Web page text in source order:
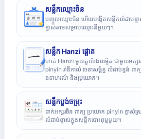
សន្លឹកឈ្មោះចិន
បញ្ចូលឈ្មោះចិន ហើយបង្កើតសន្លឹកលំដាប់ខ្ទ
ខ្ទាស់តាមសម្រាប់ឈ្មោះនីមួយៗ។
សន្លឹក Hanzi ផ្តោត
ហាត់ Hanzi មួយតួយ៉ាងលម្អិត ជាមួយអក្សរ
pinyin រ៉ាឌីកាល់ រចនាសម្ព័ន្ធ លំដាប់ខ្ទង់ ពាក្
ឧទាហរណ៍ និងប្រយោគ។
សន្លឹកប្លង់ចម្រុះ
ដាក់អក្សរចិន ពាក្យ ប្រយោគ pinyin ខ្ទាស់
លំដាប់ខ្ទាស់ក្នុងសន្លឹកបោះពុម្ពមួយ។